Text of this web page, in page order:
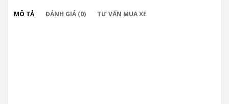
MÔ TẢ ĐÁNH GIÁ (0) TƯ VẤN MUA XE